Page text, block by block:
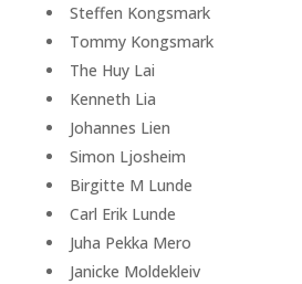
Steffen Kongsmark
Tommy Kongsmark
The Huy Lai
Kenneth Lia
Johannes Lien
Simon Ljosheim
Birgitte M Lunde
Carl Erik Lunde
Juha Pekka Mero
Janicke Moldekleiv